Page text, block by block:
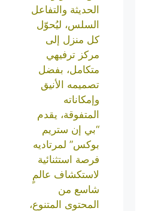
الحديثة والتفاعل
السلس، ليُحوّل
كل منزل إلى
مركز ترفيهي
متكامل، بفضل
تصميمه الأنيق
وإمكاناته
المتفوقة، يقدم
“بي إن ستريم
بوكس” لمرتاديه
فرصة استثنائية
لاستكشاف عالمٍ
شاسع من
المحتوى المتنوع،